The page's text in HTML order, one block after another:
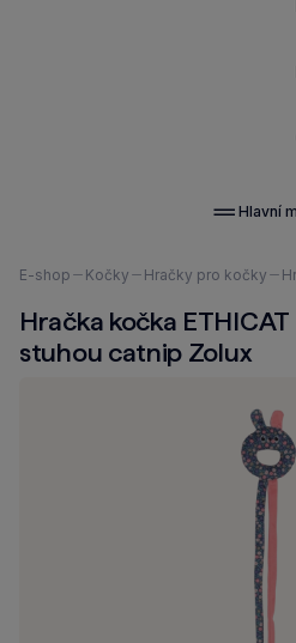
Hlavní
Nacházíte
zde:
E-shop Kočky Hračky pro kočky
Hračka kočka
stuhou catnip Zolux